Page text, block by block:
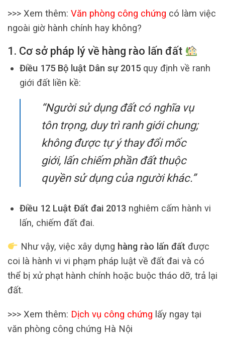
>>> Xem thêm: Văn phòng công chứng có làm việc
ngoài giờ hành chính hay không?
1. Cơ sở pháp lý về hàng rào lấn đất
Điều 175 Bộ luật Dân sự 2015quy định về ranh
giới đất liền kề:
“Người sử dụng đất có nghĩa vụ
tôn trọng, duy trì ranh giới chung;
không được tự ý thay đổi mốc
giới, lấn chiếm phần đất thuộc
quyền sử dụng của người khác.”
Điều 12 Luật Đất đai 2013nghiêm cấm hành vi
lấn, chiếm đất đai.
Như vậy, việc xây dựng hàng rào lấn đất được
coi là hành vi vi phạm pháp luật về đất đai và có
thể bị xử phạt hành chính hoặc buộc tháo dỡ, trả lại
đất.
>>> Xem thêm: Dịch vụ công chứng lấy ngay tại
văn phòng công chứng Hà Nội